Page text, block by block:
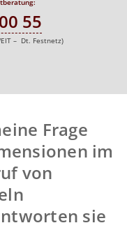
55
– Dt. Festnetz)
Frage
im
von
sie